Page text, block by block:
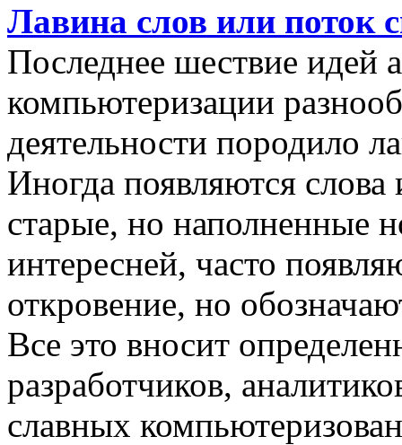
Лавина слов или поток
Последнее шествие идей
компьютеризации
деятельности породило
Иногда появляются
старые, но наполненные
интересней, часто
откровение, но
Все это вносит
разработчиков,
славных